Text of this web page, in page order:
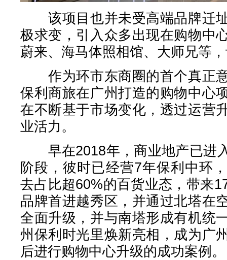
该项目也并未受高端品牌迁
极求变，引入众多出现在购物中
蔚来、海马体照相馆、大师兄等
作为环市东商圈的首个真正
保利商旅在广州打造的购物中心
在不断基于市场变化，透过运营
业活力。
早在2018年，商业地产已进
阶段，彼时已经营7年保利中环
去占比超60%的百货业态，带来
品牌首进越秀区，并通过北塔在
全面升级，并与南塔形成有机统
州保利时光里焕新亮相，成为广
后进行购物中心升级的成功案例。